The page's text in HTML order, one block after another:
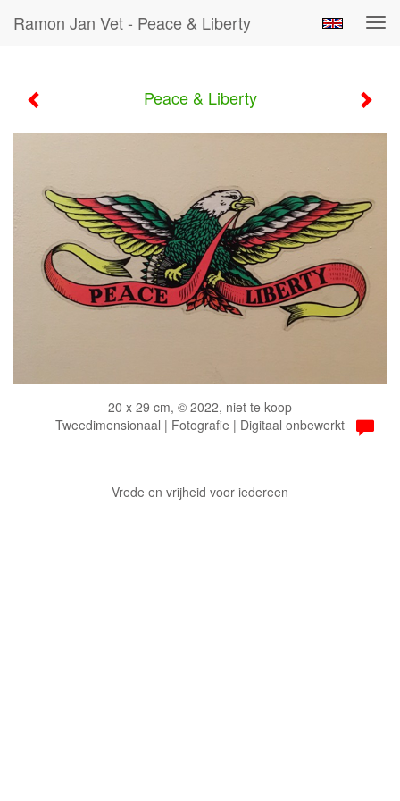
Ramon Jan Vet - Peace & Liberty
Peace & Liberty
20 x 29 cm, © 2022, niet te koop
Tweedimensionaal | Fotografie | Digitaal onbewerkt
Vrede en vrijheid voor iedereen